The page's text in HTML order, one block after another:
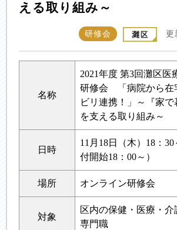
える取り組み～
研修会 更
名称
2021年度 第3回灘区医
研修会 「病院から在
ビリ連携！」～『家で
を支える取り組み～
日時
11月18日（木）18：30
付開始18：00～）
場所 オンライン研修会
対象
区内の保健・医療・
専門職